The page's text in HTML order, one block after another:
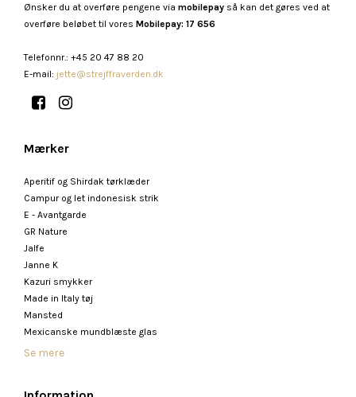
Ønsker du at overføre pengene via mobilepay så kan det gøres ved at
overføre beløbet til vores Mobilepay: 17 656
Telefonnr.: +45 20 47 88 20
E-mail: jette@strejffraverden.dk
Mærker
Aperitif og Shirdak tørklæder
Campur og let indonesisk strik
E - Avantgarde
GR Nature
Jalfe
Janne K
Kazuri smykker
Made in Italy tøj
Mansted
Mexicanske mundblæste glas
Se mere